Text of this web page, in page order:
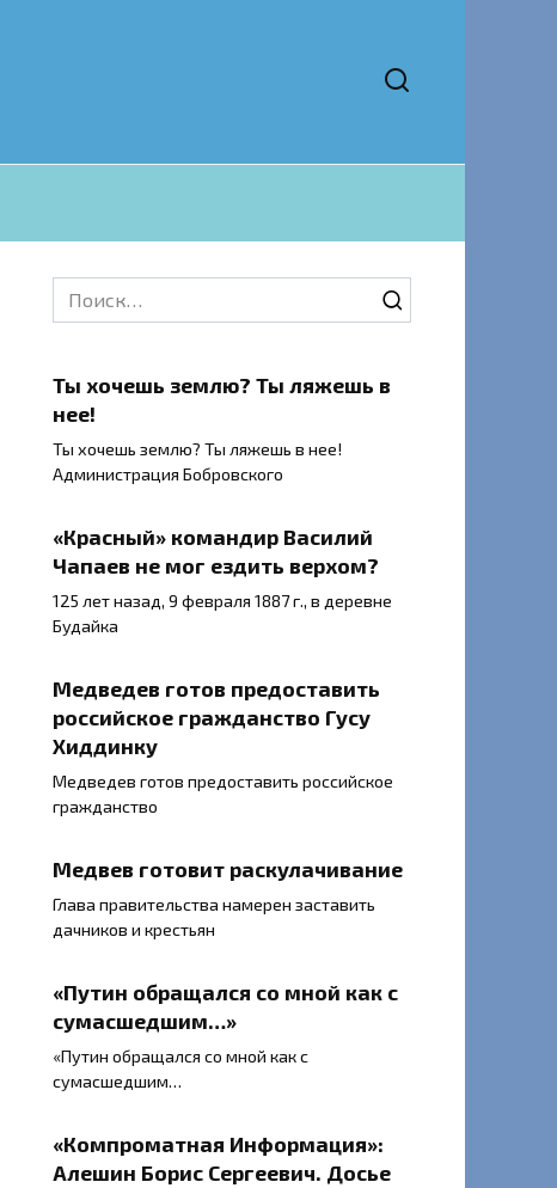
Search
for:
Ты хочешь землю? Ты ляжешь в
нее!
Ты хочешь землю? Ты ляжешь в нее!
Администрация Бобровского
«Красный» командир Василий
Чапаев не мог ездить верхом?
125 лет назад, 9 февраля 1887 г., в деревне
Будайка
Медведев готов предоставить
российское гражданство Гусу
Хиддинку
Медведев готов предоставить российское
гражданство
Медвев готовит раскулачивание
Глава правительства намерен заставить
дачников и крестьян
«Путин обращался со мной как с
сумасшедшим…»
«Путин обращался со мной как с
сумасшедшим…
«Компроматная Информация»:
Алешин Борис Сергеевич. Досье